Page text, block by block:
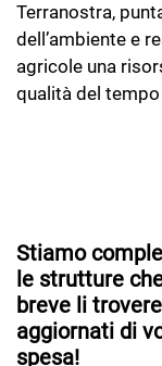
Terranostra,
dell’ambiente e
agricole una
qualità del
Stiamo
le strutture
breve li
aggiornati di
spesa!